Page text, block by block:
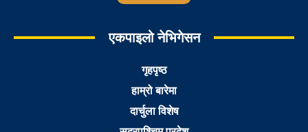
एकपाइलो नेभिगेसन
गृहपृष्ठ
हाम्रो बारेमा
दार्चुला विशेष